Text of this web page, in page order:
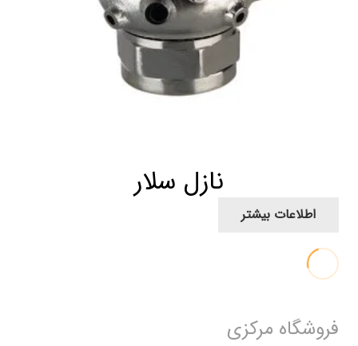
نازل سلار
اطلاعات بیشتر
فروشگاه مرکزی